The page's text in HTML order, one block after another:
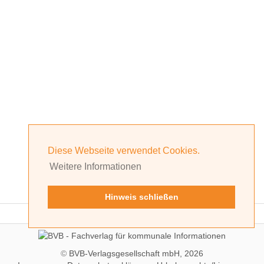
Diese Webseite verwendet Cookies.
Weitere Informationen
Hinweis schließen
© BVB-Verlagsgesellschaft mbH, 2026